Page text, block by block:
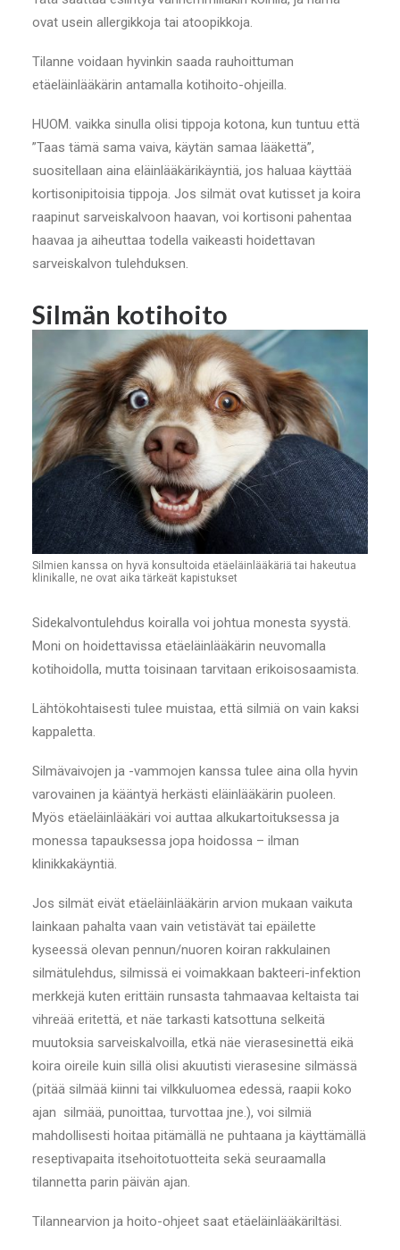
ovat usein allergikkoja tai atoopikkoja.
Tilanne voidaan hyvinkin saada rauhoittuman
etäeläinlääkärin antamalla kotihoito-ohjeilla.
HUOM. vaikka sinulla olisi tippoja kotona, kun tuntuu että
”Taas tämä sama vaiva, käytän samaa lääkettä”,
suositellaan aina eläinlääkärikäyntiä, jos haluaa käyttää
kortisonipitoisia tippoja. Jos silmät ovat kutisset ja koira
raapinut sarveiskalvoon haavan, voi kortisoni pahentaa
haavaa ja aiheuttaa todella vaikeasti hoidettavan
sarveiskalvon tulehduksen.
Silmän kotihoito
Silmien kanssa on hyvä konsultoida etäeläinlääkäriä tai hakeutua
klinikalle, ne ovat aika tärkeät kapistukset
Sidekalvontulehdus koiralla voi johtua monesta syystä.
Moni on hoidettavissa etäeläinlääkärin neuvomalla
kotihoidolla, mutta toisinaan tarvitaan erikoisosaamista.
Lähtökohtaisesti tulee muistaa, että silmiä on vain kaksi
kappaletta.
Silmävaivojen ja -vammojen kanssa tulee aina olla hyvin
varovainen ja kääntyä herkästi eläinlääkärin puoleen.
Myös etäeläinlääkäri voi auttaa alkukartoituksessa ja
monessa tapauksessa jopa hoidossa – ilman
klinikkakäyntiä.
Jos silmät eivät etäeläinlääkärin arvion mukaan vaikuta
lainkaan pahalta vaan vain vetistävät tai epäilette
kyseessä olevan pennun/nuoren koiran rakkulainen
silmätulehdus, silmissä ei voimakkaan bakteeri-infektion
merkkejä kuten erittäin runsasta tahmaavaa keltaista tai
vihreää eritettä, et näe tarkasti katsottuna selkeitä
muutoksia sarveiskalvoilla, etkä näe vierasesinettä eikä
koira oireile kuin sillä olisi akuutisti vierasesine silmässä
(pitää silmää kiinni tai vilkkuluomea edessä, raapii koko
ajan silmää, punoittaa, turvottaa jne.), voi silmiä
mahdollisesti hoitaa pitämällä ne puhtaana ja käyttämällä
reseptivapaita itsehoitotuotteita sekä seuraamalla
tilannetta parin päivän ajan.
Tilannearvion ja hoito-ohjeet saat etäeläinlääkäriltäsi.